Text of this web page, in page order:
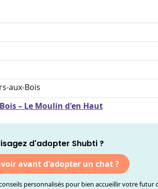
aux-Bois
– Le Moulin d'en Haut
d'adopter Shubti ?
avant d'adopter un chat ?
personnalisés pour bien accueillir votre futur